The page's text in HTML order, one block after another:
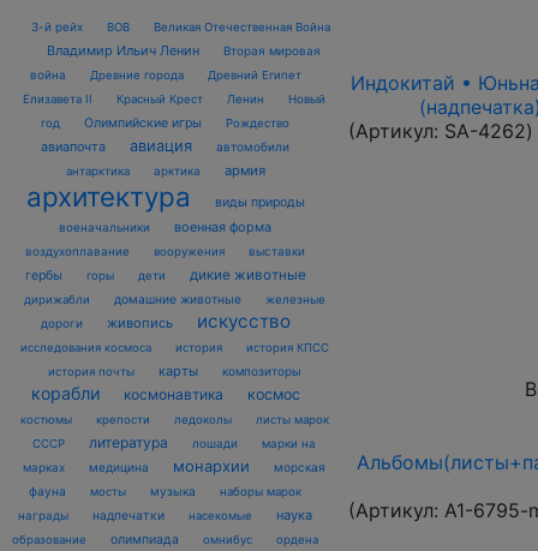
3-й рейх ВОВ Великая Отечественная Война
Владимир Ильич Ленин
Вторая мировая
война
Древние города
Древний Египет
Елизавета II
Красный Крест Ленин
Новый
год
Олимпийские игры Рождество
авиапочта авиация автомобили
антарктика арктика армия
архитектура виды природы
военачальники военная форма
воздухоплавание вооружения выставки
гербы горы дети дикие животные
дирижабли домашние животные
железные
дороги
живопись искусство
исследования космоса история
история КПСС
история почты
карты композиторы
корабли космонавтика космос
костюмы крепости ледоколы
листы марок
СССР
литература лошади
марки на
марках
медицина монархии
морская
фауна
мосты музыка наборы марок
награды надпечатки насекомые наука
образование олимпиада омнибус ордена
Индокитай •
(Артикул: SA-4262)
(Артикул: A1-6795-